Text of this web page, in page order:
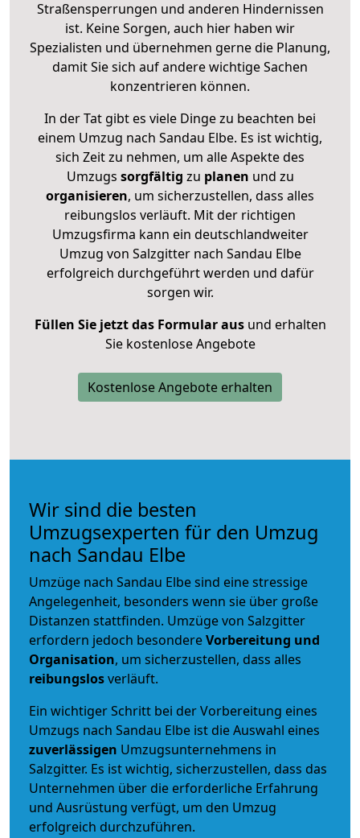
Straßensperrungen und anderen Hindernissen
ist. Keine Sorgen, auch hier haben wir
Spezialisten und übernehmen gerne die Planung,
damit Sie sich auf andere wichtige Sachen
konzentrieren können.
In der Tat gibt es viele Dinge zu beachten bei
einem Umzug nach Sandau Elbe. Es ist wichtig,
sich Zeit zu nehmen, um alle Aspekte des
Umzugs sorgfältig zu planen und zu
organisieren, um sicherzustellen, dass alles
reibungslos verläuft. Mit der richtigen
Umzugsfirma kann ein deutschlandweiter
Umzug von Salzgitter nach Sandau Elbe
erfolgreich durchgeführt werden und dafür
sorgen wir.
Füllen Sie jetzt das Formular ausund erhalten
Sie kostenlose Angebote
Kostenlose Angebote erhalten
Wir sind die besten
Umzugsexperten für den Umzug
nach Sandau Elbe
Umzüge nach Sandau Elbe sind eine stressige
Angelegenheit, besonders wenn sie über große
Distanzen stattfinden. Umzüge von Salzgitter
erfordern jedoch besondereVorbereitung und
Organisation, um sicherzustellen, dass alles
reibungslosverläuft.
Ein wichtiger Schritt bei der Vorbereitung eines
Umzugs nach Sandau Elbe ist die Auswahl eines
zuverlässigen Umzugsunternehmens in
Salzgitter. Es ist wichtig, sicherzustellen, dass das
Unternehmen über die erforderliche Erfahrung
und Ausrüstung verfügt, um den Umzug
erfolgreich durchzuführen.